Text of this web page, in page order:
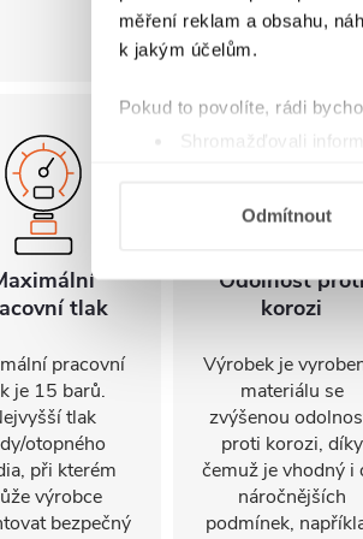
měření reklam a obsahu,
k jakým účelům.
Pokud to povolíte, rádi
Shromažďovali
Zjistěte více o tom, jak
můžete kdykoliv změnit
K personalizaci obsahu a
cookie. Informace o tom,
tyto údaje mohou
používáte jejich služby.
Udělíte-li souhlas, my a
reklamu. Jak Google
používá informace z webů
Odmítnout
mm a z PEX
průměru 16 mm.
tlak
pracovní
je 15 barů.
tlak
otopného
při kterém
výrobce
bezpečný
Odolnost
korozi
Výrobek je
materiálu se
zvýšenou
proti korozi, díky
čemuž je vhodný i
náročnějších
podmínek,